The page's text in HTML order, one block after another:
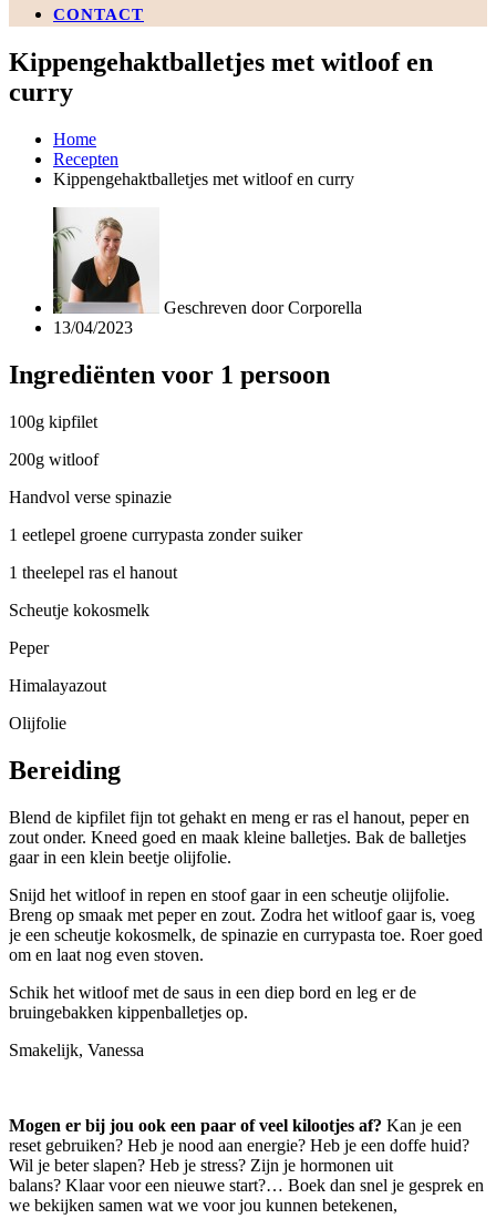
CONTACT
Kippengehaktballetjes met witloof en
curry
Home
Recepten
Kippengehaktballetjes met witloof en curry
Geschreven doorCorporella
13/04/2023
Ingrediënten voor 1 persoon
100g kipfilet
200g witloof
Handvol verse spinazie
1 eetlepel groene currypasta zonder suiker
1 theelepel ras el hanout
Scheutje kokosmelk
Peper
Himalayazout
Olijfolie
Bereiding
Blend de kipfilet fijn tot gehakt en meng er ras el hanout, peper en
zout onder. Kneed goed en maak kleine balletjes. Bak de balletjes
gaar in een klein beetje olijfolie.
Snijd het witloof in repen en stoof gaar in een scheutje olijfolie.
Breng op smaak met peper en zout. Zodra het witloof gaar is, voeg
je een scheutje kokosmelk, de spinazie en currypasta toe. Roer goed
om en laat nog even stoven.
Schik het witloof met de saus in een diep bord en leg er de
bruingebakken kippenballetjes op.
Smakelijk, Vanessa
Mogen er bij jou ook een paar of veel kilootjes af? Kan je een
reset gebruiken? Heb je nood aan energie? Heb je een doffe huid?
Wil je beter slapen? Heb je stress? Zijn je hormonen uit
balans? Klaar voor een nieuwe start?… Boek dan snel je gesprek en
we bekijken samen wat we voor jou kunnen betekenen,